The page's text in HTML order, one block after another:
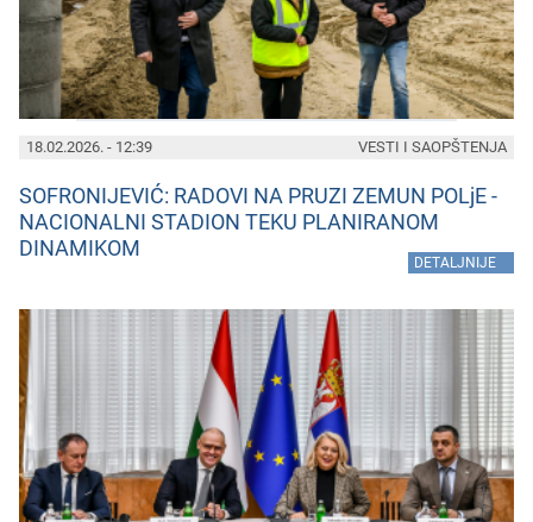
18.02.2026. - 12:39
SOFRONIJEVIĆ: RADOVI NA PRUZI ZEMUN POLjE -
NACIONALNI STADION TEKU PLANIRANOM
DINAMIKOM
DETALJNIJE
VESTI I SAOPŠTENJA